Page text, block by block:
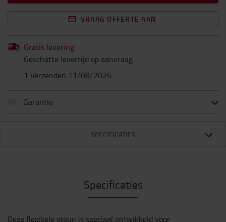
VRAAG OFFERTE AAN
Gratis levering
Geschatte levertijd op aanvraag.
1 Verzenden 11/08/2026
Garantie
SPECIFICATIES
Specificaties
Deze flexibele steun is speciaal ontwikkeld voor